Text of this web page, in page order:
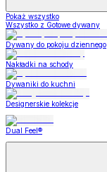
Pokaż wszystko
Wszystko z Gotowe dywany
Dywany do pokoju dziennego
Nakładki na schody
Dywaniki do kuchni
Designerskie kolekcje
Dual Feel®